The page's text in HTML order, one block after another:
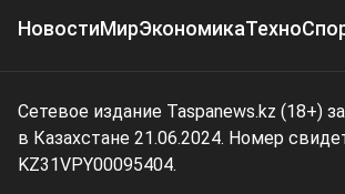
НовостиМирЭкономикаТехно
Сетевое издание Taspanews.kz (18+)
в Казахстане 21.06.2024. Номер
KZ31VPY00095404.